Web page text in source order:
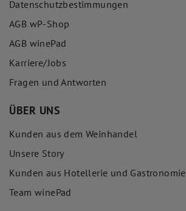
Datenschutzbestimmungen
AGB wP-Shop
AGB winePad
Karriere/Jobs
Fragen und Antworten
ÜBER UNS
Kunden aus dem Weinhandel
Unsere Story
Kunden aus Hotellerie und Gastronomie
Team winePad